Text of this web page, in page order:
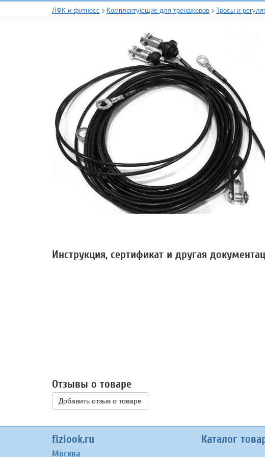
ЛФК и фитнесс Комплектующие для тренажеров Тросы и
Инструкция, сертификат и другая
Отзывы о товаре
Добавить отзыв о товаре
fiziook.ru
Москва
Каталог